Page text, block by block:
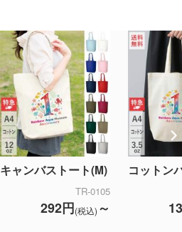
キャンバストート(M)
TR-0105
292円(税込) ～
コットン